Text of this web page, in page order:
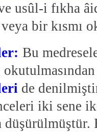
usûl-i fıkha
bir kısmı
Bu
de
iki sene
düşürülmüştür.